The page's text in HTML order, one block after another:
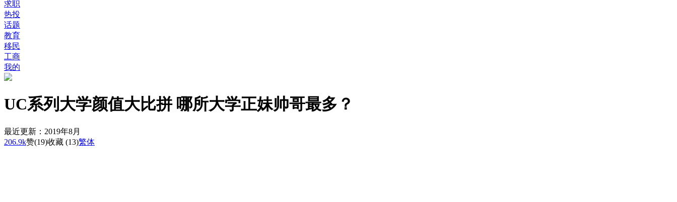
求职
热投
话题
教育
移民
工商
我的
UC系列大学颜值大比拼 哪所大学正妹帅哥最多？
最近更新：2019年8月
206.9k赞(19)收藏 (13)繁体